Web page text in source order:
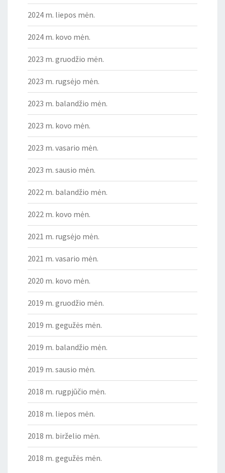
2024 m. liepos mėn.
2024 m. kovo mėn.
2023 m. gruodžio mėn.
2023 m. rugsėjo mėn.
2023 m. balandžio mėn.
2023 m. kovo mėn.
2023 m. vasario mėn.
2023 m. sausio mėn.
2022 m. balandžio mėn.
2022 m. kovo mėn.
2021 m. rugsėjo mėn.
2021 m. vasario mėn.
2020 m. kovo mėn.
2019 m. gruodžio mėn.
2019 m. gegužės mėn.
2019 m. balandžio mėn.
2019 m. sausio mėn.
2018 m. rugpjūčio mėn.
2018 m. liepos mėn.
2018 m. birželio mėn.
2018 m. gegužės mėn.